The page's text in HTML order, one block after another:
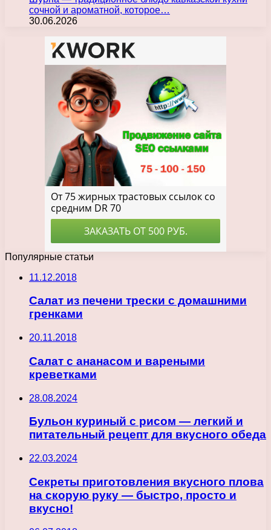
сочной и ароматной, которое…
30.06.2026
Популярные статьи
11.12.2018
Салат из печени трески с домашними
гренками
20.11.2018
Салат с ананасом и вареными
креветками
28.08.2024
Бульон куриный с рисом — легкий и
питательный рецепт для вкусного обеда
22.03.2024
Секреты приготовления вкусного плова
на скорую руку — быстро, просто и
вкусно!